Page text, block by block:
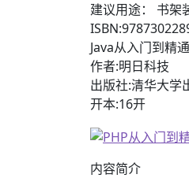
建议用途： 书架
Java从入门到精
作者:明日科技
出版社:清华大学
开本:16开
内容简介